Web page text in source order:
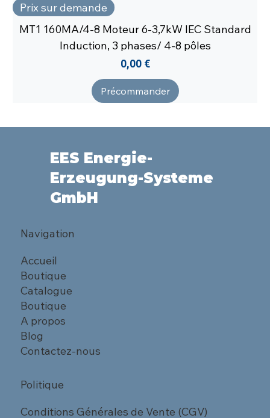
Prix sur demande
MT1 160MA/4-8 Moteur 6-3,7kW IEC Standard
Induction, 3 phases/ 4-8 pôles
Prix
0,00 €
Précommander
EES Energie-
Erzeugung-Systeme
GmbH
Navigation
Accueil
Boutique
Catalogue
Boutique
A propos
Blog
Contactez-nous
Politique
Conditions Générales de Vente (CGV)